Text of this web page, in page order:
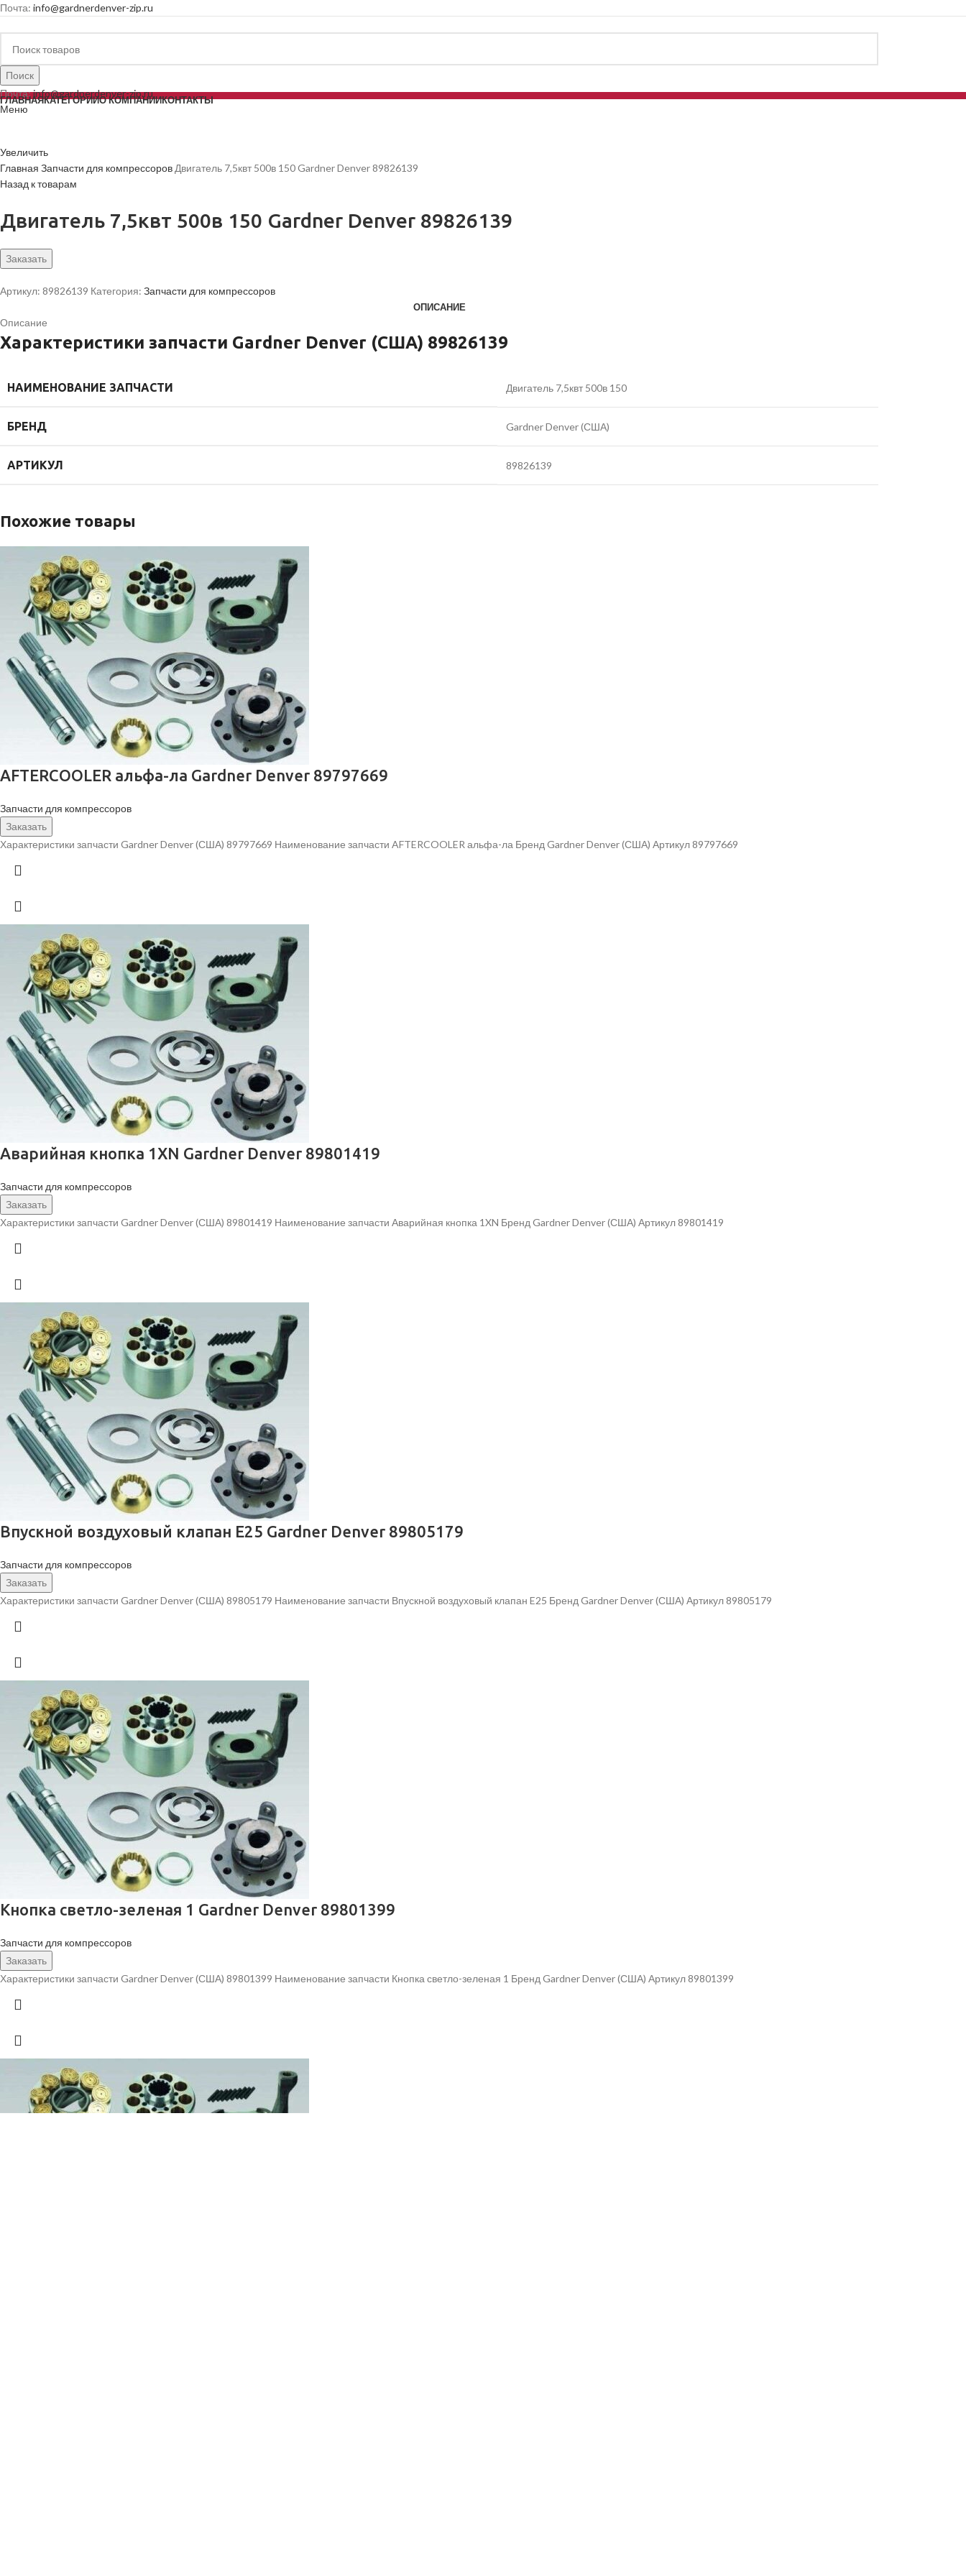
Почта: info@gardnerdenver-zip.ru
Поиск
Почта:info@gardnerdenver-zip.ru
Меню
ГЛАВНАЯКАТЕГОРИИО КОМПАНИИКОНТАКТЫ
Увеличить
Главная Запчасти для компрессоровДвигатель 7,5квт 500в 150 Gardner Denver 89826139
Назад к товарам
Двигатель 7,5квт 500в 150 Gardner Denver 89826139
Заказать
Артикул: 89826139 Категория: Запчасти для компрессоров
ОПИСАНИЕ
Описание
Характеристики запчасти Gardner Denver (США) 89826139
НАИМЕНОВАНИЕ ЗАПЧАСТИ Двигатель 7,5квт 500в 150
БРЕНД Gardner Denver (США)
АРТИКУЛ 89826139
Похожие товары
AFTERCOOLER альфа-ла Gardner Denver 89797669
Запчасти для компрессоров
Заказать
Характеристики запчасти Gardner Denver (США) 89797669 Наименование запчасти AFTERCOOLER альфа-ла Бренд Gardner Denver (США) Артикул 89797669
Аварийная кнопка 1XN Gardner Denver 89801419
Запчасти для компрессоров
Заказать
Характеристики запчасти Gardner Denver (США) 89801419 Наименование запчасти Аварийная кнопка 1XN Бренд Gardner Denver (США) Артикул 89801419
Впускной воздуховый клапан E25 Gardner Denver 89805179
Запчасти для компрессоров
Заказать
Характеристики запчасти Gardner Denver (США) 89805179 Наименование запчасти Впускной воздуховый клапан E25 Бренд Gardner Denver (США) Артикул 89805179
Кнопка светло-зеленая 1 Gardner Denver 89801399
Запчасти для компрессоров
Заказать
Характеристики запчасти Gardner Denver (США) 89801399 Наименование запчасти Кнопка светло-зеленая 1 Бренд Gardner Denver (США) Артикул 89801399